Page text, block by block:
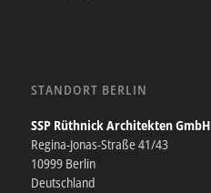
STANDORT BERLIN
SSP Rüthnick Architekten GmbH
Regina-Jonas-Straße 41/43
10999 Berlin
Deutschland